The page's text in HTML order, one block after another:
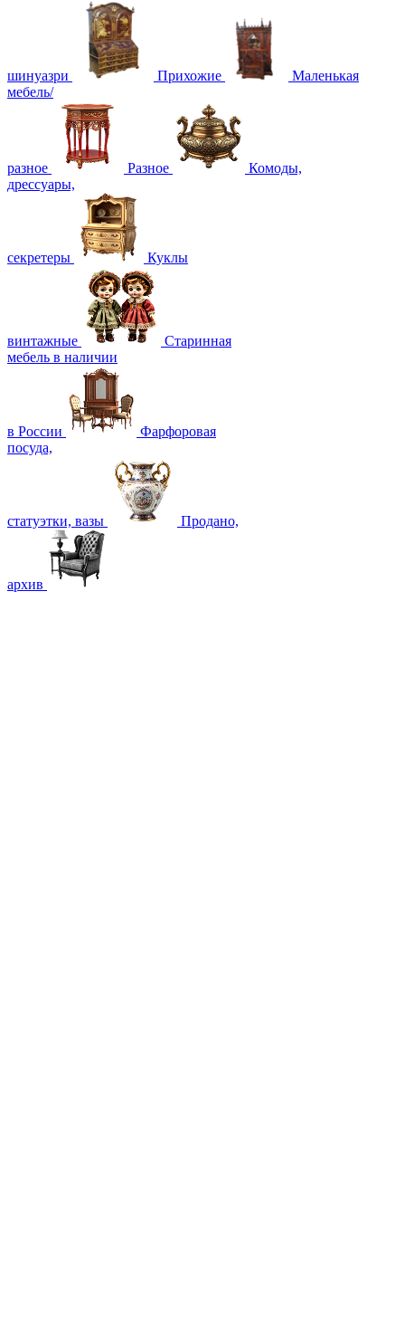
шинуазри Прихожие
Маленькая
мебель/
разное Разное
Комоды,
дрессуары,
секретеры Куклы
винтажные
Старинная
мебель в наличии
в России
Фарфоровая
посуда,
статуэтки, вазы Продано,
архив